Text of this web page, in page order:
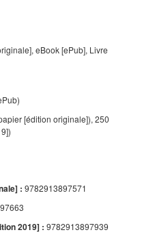
eBook [ePub], Livre
[édition originale]), 250
: 9782913897571
2019] : 9782913897939